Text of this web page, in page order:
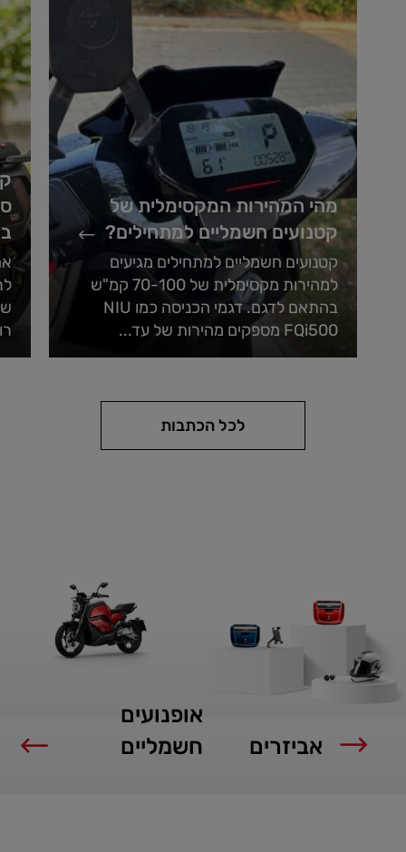
מהי המהירות המקסימלית של
קטנועים חשמליים למתחילים?
קטנועים חשמליים למתחילים מגיעים
למהירות מקסימלית של 70-100 קמ"ש
בהתאם לדגם. דגמי הכניסה כמו NIU
FQi500 מספקים מהירות של עד...
לכל הכתבות
אביזרים
אופנועים
חשמליים